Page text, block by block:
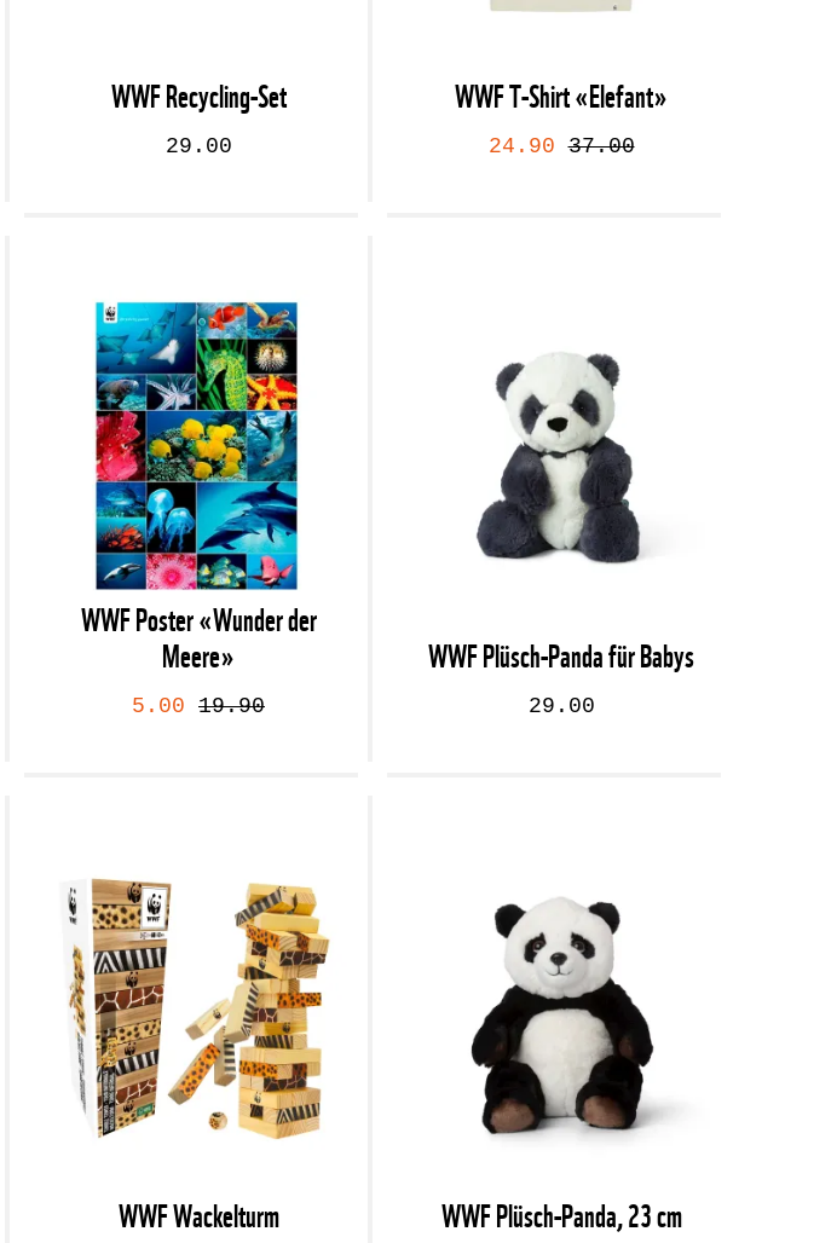
WWF Recycling-Set
29.00
WWF T-Shirt «Elefant»
24.9037.00
WWF Poster «Wunder der
Meere»
5.00 19.90
WWF Plüsch-Panda für Babys
29.00
WWF Wackelturm WWF Plüsch-Panda, 23 cm